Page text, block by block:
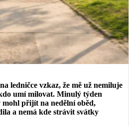
ledničce vzkaz, že mě už nemiluje
umí milovat. Minulý týden
mohl přijít na nedělní oběd,
a nemá kde strávit svátky